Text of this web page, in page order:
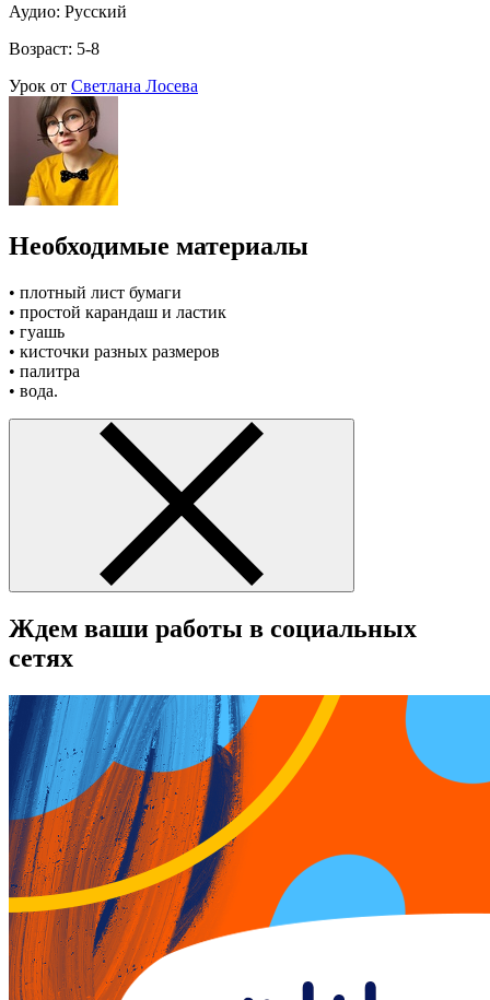
Аудио: Русский
Возраст: 5-8
Урок от Светлана Лосева
Необходимые материалы
• плотный лист бумаги
• простой карандаш и ластик
• гуашь
• кисточки разных размеров
• палитра
• вода.
Ждем ваши работы в социальных
сетях